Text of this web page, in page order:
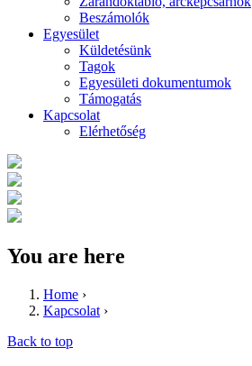
Beszámolók
Egyesület
Küldetésünk
Tagok
Egyesületi dokumentumok
Támogatás
Kapcsolat
Elérhetőség
You are here
Home ›
Kapcsolat ›
Back to top